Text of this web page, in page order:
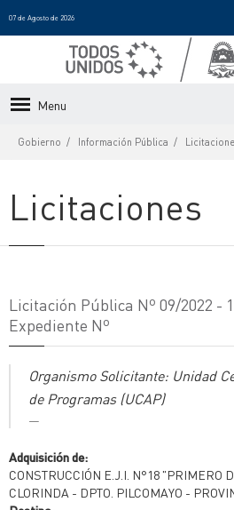
07 de Agosto de 2026
Menu
Gobierno Información Pública
Licitaciones
Licitación Pública Nº 09/2022 -
Expediente Nº
Organismo Solicitante: Unidad
de Programas (UCAP)
Adquisición de:
CONSTRUCCIÓN E.J.I. N°18 "PRIMERO
CLORINDA - DPTO. PILCOMAYO -